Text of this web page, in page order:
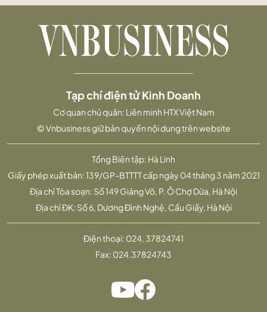
Tổng Biên tập: Hà Linh
Giấy phép xuất bản: 139/GP-BTTTT cấp ngày 04 tháng 3 năm 2021
Địa chỉ Tòa soạn: Số 149 Giảng Võ, P. Ô Chợ Dừa, Hà Nội
Địa chỉ ĐK: Số 6, Dương Đình Nghệ, Cầu Giấy, Hà Nội
Tạp chí điện tử Kinh Doanh
Cơ quan chủ quản: Liên minh HTX Việt Nam
© Vnbusiness giữ bản quyền nội dung trên website
Điện thoại: 024. 37824741
Fax: 024.37824743